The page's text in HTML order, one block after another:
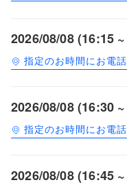
2026/08/08 (16:15
指定のお時間にお電話
2026/08/08 (16:30
指定のお時間にお電話
2026/08/08 (16:45